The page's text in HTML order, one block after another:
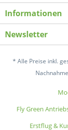
Informationen
Newsletter
* Alle Preise inkl.
Fly Green
Erstflug &